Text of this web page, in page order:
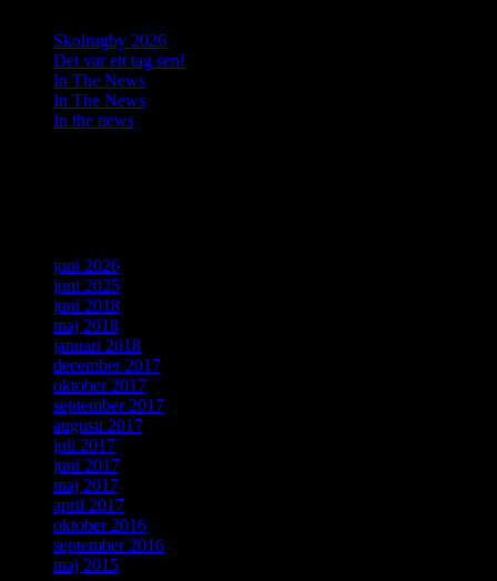
Skolrugby 2026
Det var ett tag sen!
In The News
In The News
In the news
juni 2026
juni 2025
juni 2018
maj 2018
januari 2018
december 2017
oktober 2017
september 2017
augusti 2017
juli 2017
juni 2017
maj 2017
april 2017
oktober 2016
september 2016
maj 2015